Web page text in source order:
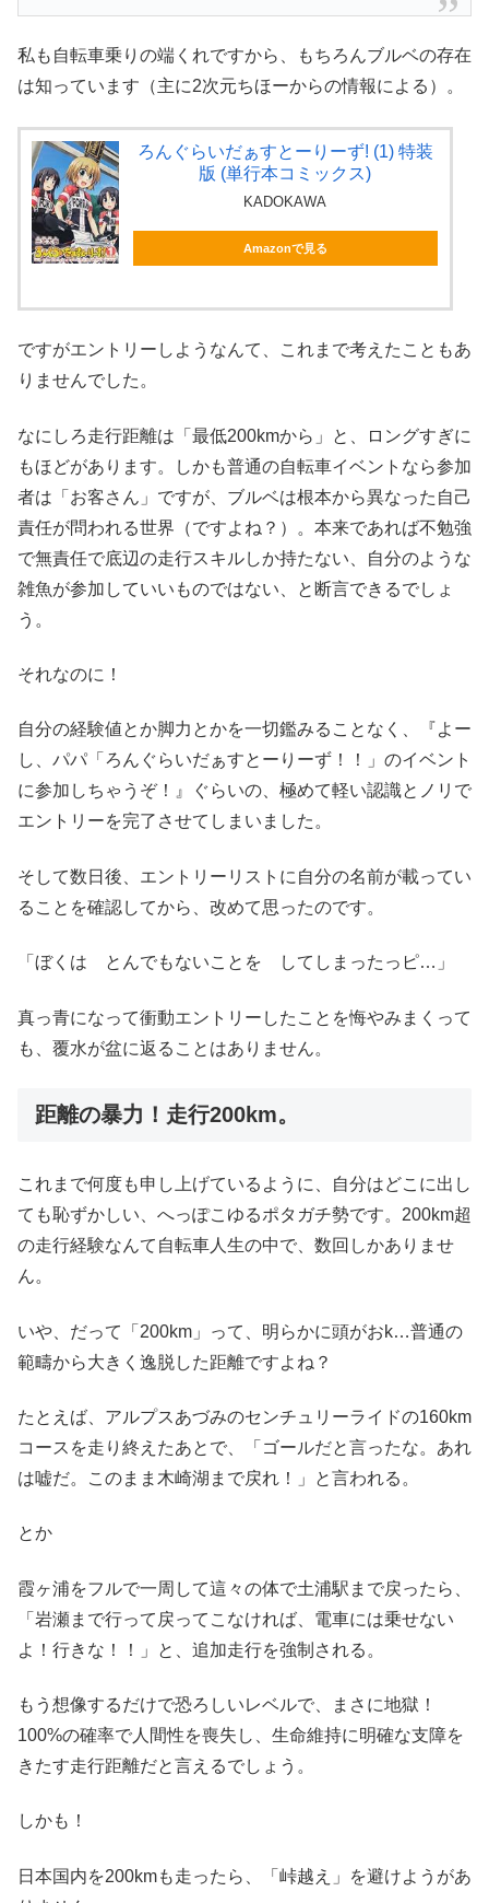
私も自転車乗りの端くれですから、もちろんブルベの存在
は知っています（主に2次元ちほーからの情報による）。
ろんぐらいだぁすとーりーず! (1) 特装
版 (単行本コミックス)
KADOKAWA
Amazonで見る
ですがエントリーしようなんて、これまで考えたこともあ
りませんでした。
なにしろ走行距離は「最低200kmから」と、ロングすぎに
もほどがあります。しかも普通の自転車イベントなら参加
者は「お客さん」ですが、ブルベは根本から異なった自己
責任が問われる世界（ですよね？）。本来であれば不勉強
で無責任で底辺の走行スキルしか持たない、自分のような
雑魚が参加していいものではない、と断言できるでしょ
う。
それなのに！
自分の経験値とか脚力とかを一切鑑みることなく、『よー
し、パパ「ろんぐらいだぁすとーりーず！！」のイベント
に参加しちゃうぞ！』ぐらいの、極めて軽い認識とノリで
エントリーを完了させてしまいました。
そして数日後、エントリーリストに自分の名前が載ってい
ることを確認してから、改めて思ったのです。
「ぼくは とんでもないことを してしまったっピ…」
真っ青になって衝動エントリーしたことを悔やみまくって
も、覆水が盆に返ることはありません。
距離の暴力！走行200km。
これまで何度も申し上げているように、自分はどこに出し
ても恥ずかしい、へっぽこゆるポタガチ勢です。200km超
の走行経験なんて自転車人生の中で、数回しかありませ
ん。
いや、だって「200km」って、明らかに頭がおk…普通の
範疇から大きく逸脱した距離ですよね？
たとえば、アルプスあづみのセンチュリーライドの160km
コースを走り終えたあとで、「ゴールだと言ったな。あれ
は嘘だ。このまま木崎湖まで戻れ！」と言われる。
とか
霞ヶ浦をフルで一周して這々の体で土浦駅まで戻ったら、
「岩瀬まで行って戻ってこなければ、電車には乗せない
よ！行きな！！」と、追加走行を強制される。
もう想像するだけで恐ろしいレベルで、まさに地獄！
100%の確率で人間性を喪失し、生命維持に明確な支障を
きたす走行距離だと言えるでしょう。
しかも！
日本国内を200kmも走ったら、「峠越え」を避けようがあ